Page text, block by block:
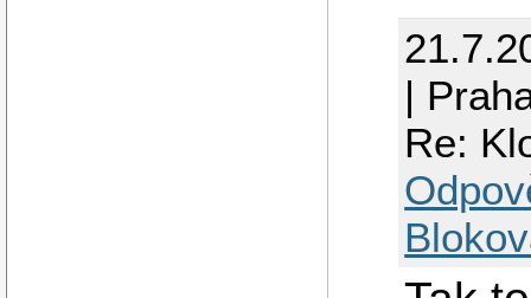
|
Re: